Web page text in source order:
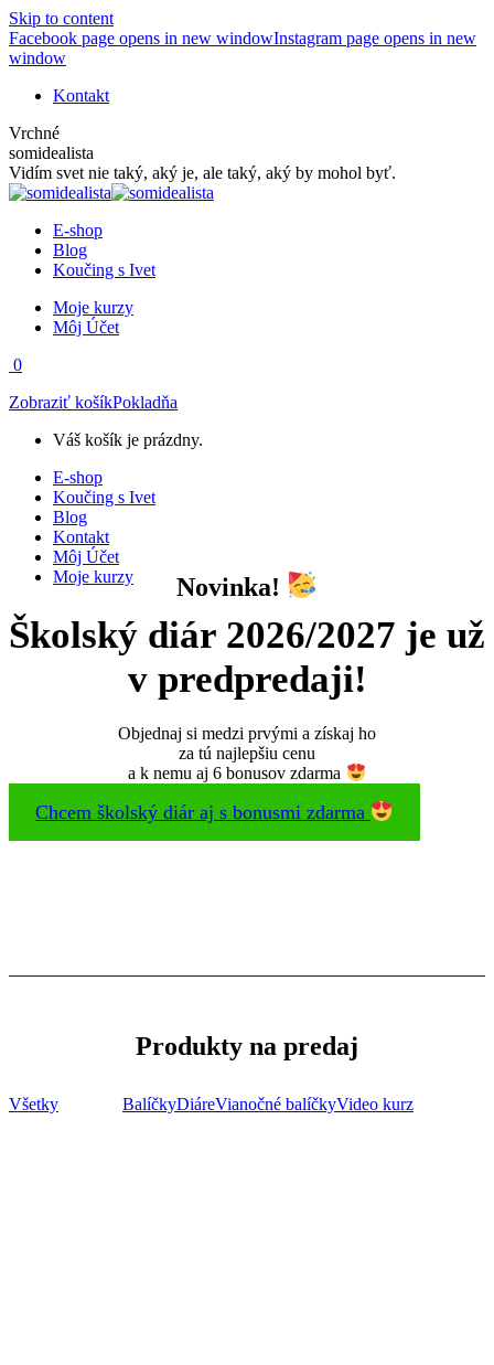
Skip to content
Facebook page opens in new windowInstagram page opens in new
window
Kontakt
Vrchné
somidealista
Vidím svet nie taký, aký je, ale taký, aký by mohol byť.
E-shop
Blog
Koučing s Ivet
Moje kurzy
Môj Účet
0
Zobraziť košíkPokladňa
Váš košík je prázdny.
E-shop
Koučing s Ivet
Blog
Kontakt
Môj Účet
Moje kurzy
Novinka!
Školský diár 2026/2027 je už
v predpredaji!
Objednaj si medzi prvými a získaj ho
za tú najlepšiu cenu
a k nemu aj 6 bonusov zdarma
Chcem školský diár aj s bonusmi zdarma
Produkty na predaj
Všetky BalíčkyDiáreVianočné balíčkyVideo kurz